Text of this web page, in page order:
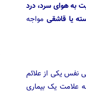
به هوای سرد، درد
یا قاشقی مواجه
نفس یکی از علائم
علامت یک بیماری